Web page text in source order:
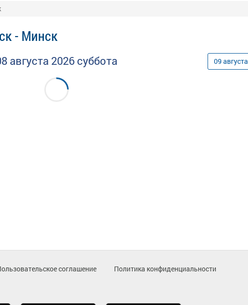
- Минск
августа 2026 суббота 09 августа
соглашение
Политика конфиденциальности